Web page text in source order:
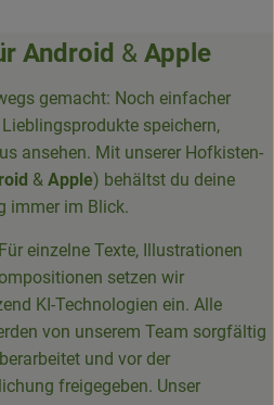
Android & Apple
gemacht: Noch einfacher
Lieblingsprodukte speichern,
ansehen. Mit unserer Hofkisten-
& Apple) behältst du deine
immer im Blick.
Für einzelne Texte, Illustrationen
setzen wir
KI-Technologien ein. Alle
von unserem Team sorgfältig
und vor der
freigegeben. Unser